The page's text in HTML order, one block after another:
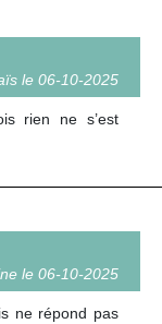
le 06-10-2025
rien ne s’est
le 06-10-2025
ne répond pas